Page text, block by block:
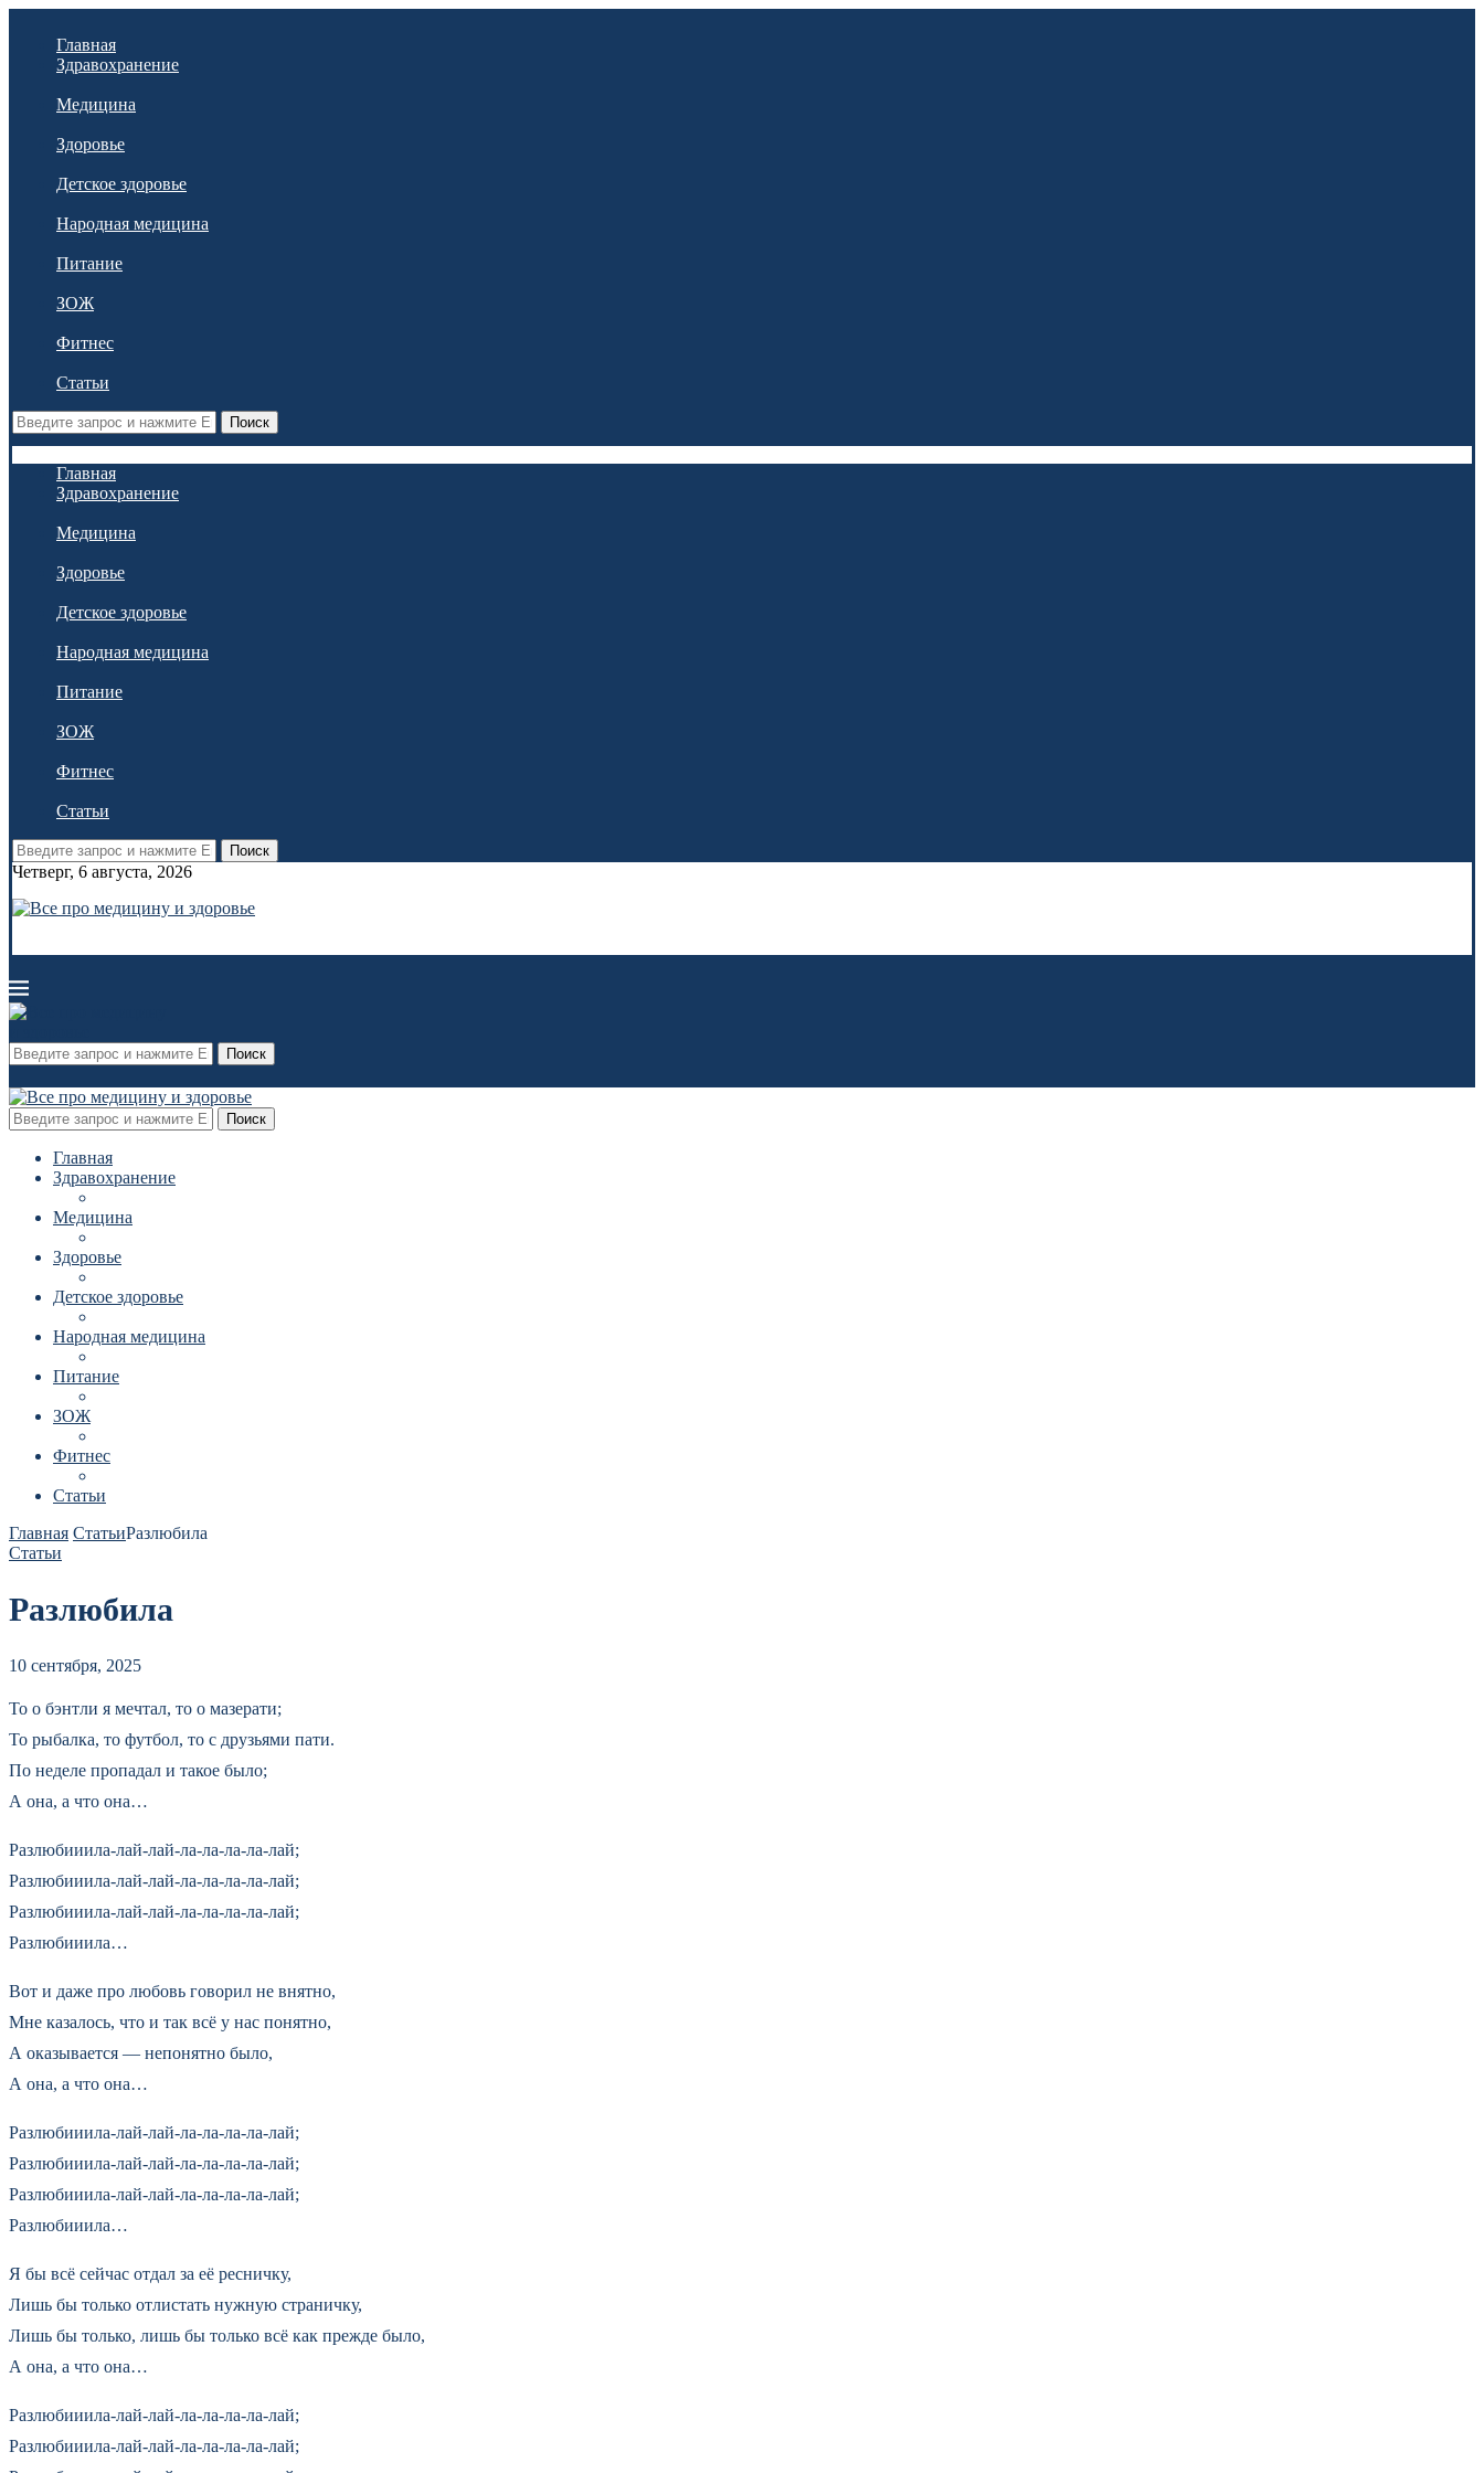
Главная
Здравохранение
Медицина
Здоровье
Детское здоровье
Народная медицина
Питание
ЗОЖ
Фитнес
Статьи
Поиск
Главная
Здравохранение
Медицина
Здоровье
Детское здоровье
Народная медицина
Питание
ЗОЖ
Фитнес
Статьи
Поиск
Четверг, 6 августа, 2026
Поиск
Поиск
Главная
Здравохранение
Медицина
Здоровье
Детское здоровье
Народная медицина
Питание
ЗОЖ
Фитнес
Статьи
Главная СтатьиРазлюбила
Статьи
Разлюбила
10 сентября, 2025
То о бэнтли я мечтал, то о мазерати;
То рыбалка, то футбол, то с друзьями пати.
По неделе пропадал и такое было;
А она, а что она…
Разлюбииила-лай-лай-ла-ла-ла-ла-лай;
Разлюбииила-лай-лай-ла-ла-ла-ла-лай;
Разлюбииила-лай-лай-ла-ла-ла-ла-лай;
Разлюбииила…
Вот и даже про любовь говорил не внятно,
Мне казалось, что и так всё у нас понятно,
А оказывается — непонятно было,
А она, а что она…
Разлюбииила-лай-лай-ла-ла-ла-ла-лай;
Разлюбииила-лай-лай-ла-ла-ла-ла-лай;
Разлюбииила-лай-лай-ла-ла-ла-ла-лай;
Разлюбииила…
Я бы всё сейчас отдал за её ресничку,
Лишь бы только отлистать нужную страничку,
Лишь бы только, лишь бы только всё как прежде было,
А она, а что она…
Разлюбииила-лай-лай-ла-ла-ла-ла-лай;
Разлюбииила-лай-лай-ла-ла-ла-ла-лай;